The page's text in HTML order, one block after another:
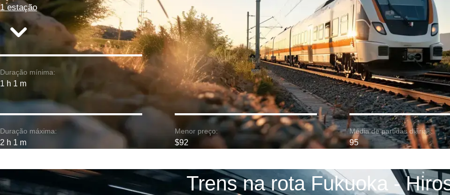
1 estação
Duração mínima:
1 h 1 m
Duração máxima:
2 h 1 m
Menor preço:
$92
Média de partidas diárias:
95
Trens na rota Fukuoka -